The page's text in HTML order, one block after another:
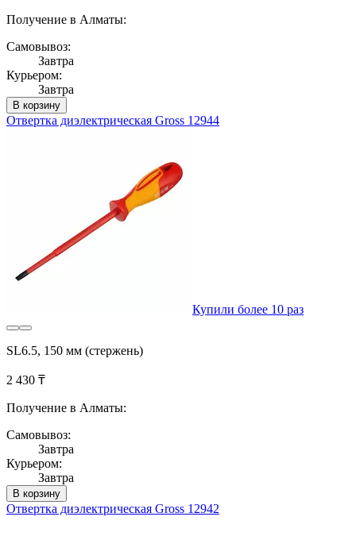
Получение в Алматы:
Самовывоз:
Завтра
Курьером:
Завтра
В корзину
Отвертка диэлектрическая Gross 12944
Купили более 10 раз
SL6.5, 150 мм (стержень)
2 430 ₸
Получение в Алматы:
Самовывоз:
Завтра
Курьером:
Завтра
В корзину
Отвертка диэлектрическая Gross 12942